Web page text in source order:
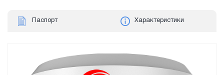
Паспорт Характеристики